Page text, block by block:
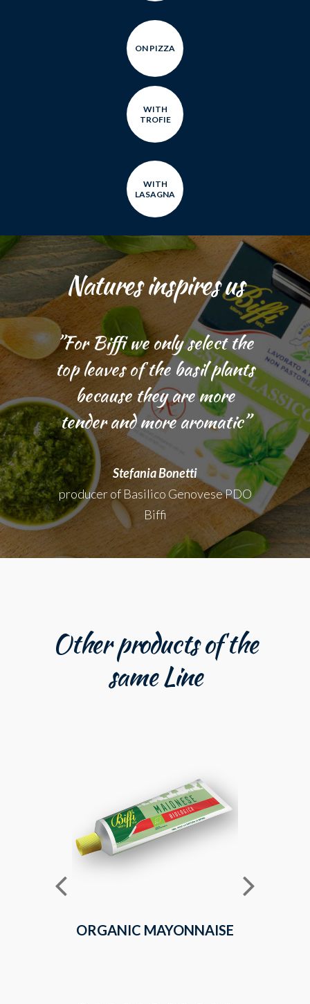
ON PIZZA
WITH
TROFIE
WITH
LASAGNA
Natures inspires us
”For Biffi we only select the
top leaves of the basil plants
because they are more
tender and more aromatic”
Stefania Bonetti
producer of Basilico Genovese PDO
Biffi
Other products of the
same Line
ORGANIC MAYONNAISE